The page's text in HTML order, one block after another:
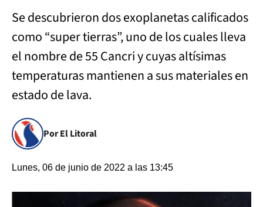
Se descubrieron dos exoplanetas calificados
como “super tierras”, uno de los cuales lleva
el nombre de 55 Cancri y cuyas altísimas
temperaturas mantienen a sus materiales en
estado de lava.
Por El Litoral
Lunes, 06 de junio de 2022 a las 13:45